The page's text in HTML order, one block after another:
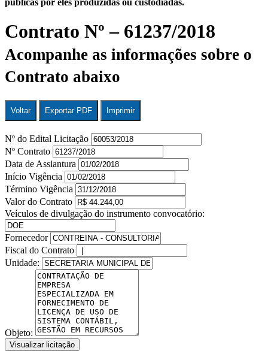
Contrato Nº – 61237/2018
Acompanhe as informações sobre o
Contrato abaixo
Voltar Exportar PDF Imprimir
Nº do Edital Licitação
Nº Contrato
Data de Assiantura
Início Vigência
Término Vigência
Valor do Contrato
Veículos de divulgação do instrumento convocatório:
Fornecedor
Fiscal do Contrato
Unidade:
Objeto:
Visualizar licitação